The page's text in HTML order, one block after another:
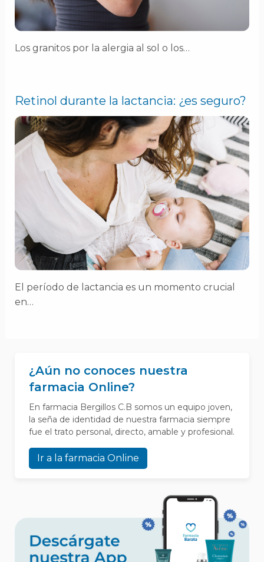
Los granitos por la alergia al sol o los…
Retinol durante la lactancia: ¿es seguro?
El período de lactancia es un momento crucial
en…
¿Aún no conoces nuestra
farmacia Online?
En farmacia Bergillos C.B somos un equipo joven,
la seña de identidad de nuestra farmacia siempre
fue el trato personal, directo, amable y profesional.
Ir a la farmacia Online